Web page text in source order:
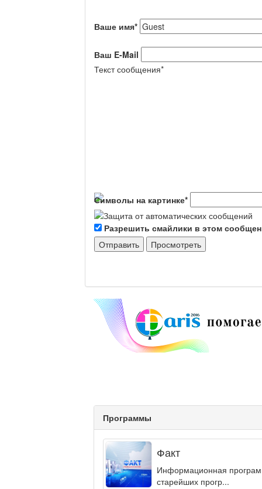
Ваше имя*
Ваш E-Mail
Текст сообщения*
Символы на картинке*
Разрешить смайлики в этом
Программы
Факт
Информационная
старейших прогр...